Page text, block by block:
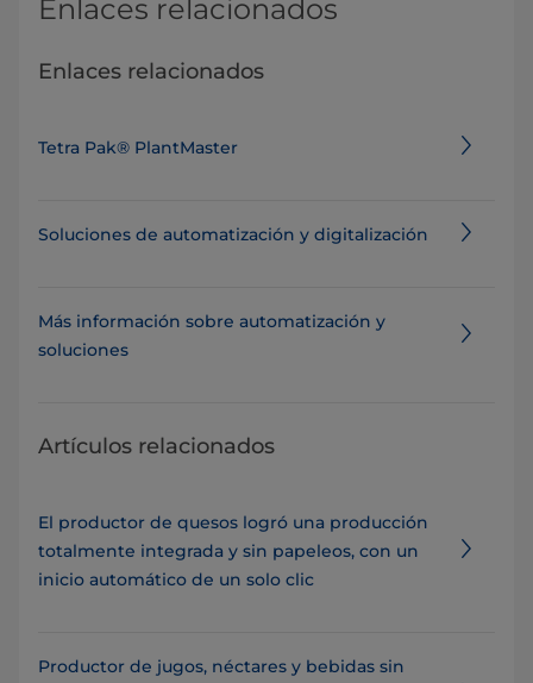
Enlaces relacionados
Enlaces relacionados
Tetra Pak® PlantMaster
Soluciones de automatización y digitalización
Más información sobre automatización y
soluciones
Artículos relacionados
El productor de quesos logró una producción
totalmente integrada y sin papeleos, con un
inicio automático de un solo clic
Productor de jugos, néctares y bebidas sin